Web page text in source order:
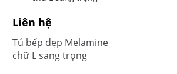
Liên hệ
Tủ bếp đẹp Melamine
chữ L sang trọng